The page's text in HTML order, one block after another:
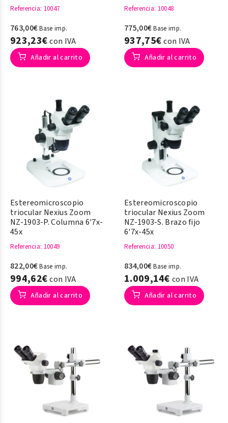
Referencia: 10047
763,00€Base imp.
923,23€con IVA
Añadir al carrito
Referencia: 10048
775,00€Base imp.
937,75€con IVA
Añadir al carrito
Estereomicroscopio
triocular Nexius Zoom
NZ-1903-P. Columna 6'7x-
45x
Referencia: 10049
822,00€Base imp.
994,62€con IVA
Añadir al carrito
Estereomicroscopio
triocular Nexius Zoom
NZ-1903-S. Brazo fijo
6'7x-45x
Referencia: 10050
834,00€Base imp.
1.009,14€ con IVA
Añadir al carrito